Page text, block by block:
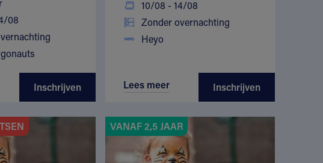
08
Inschrijven
10/08 - 14/08
Zonder overnachting
Heyo
Lees meer Inschrijven
VANAF 2,5 JAAR